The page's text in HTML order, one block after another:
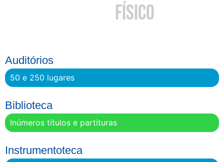
FÍSICO
Auditórios
50 e 250 lugares
Biblioteca
Inúmeros títulos e partituras
Instrumentoteca